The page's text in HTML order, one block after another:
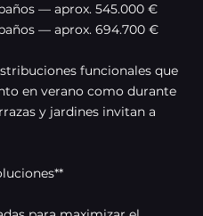
— aprox. 545.000 €
— aprox. 694.700 €
funcionales que
en verano como durante
y jardines invitan a